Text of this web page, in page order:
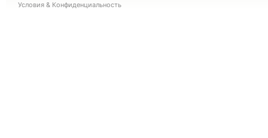
Условия & Конфиденциальность